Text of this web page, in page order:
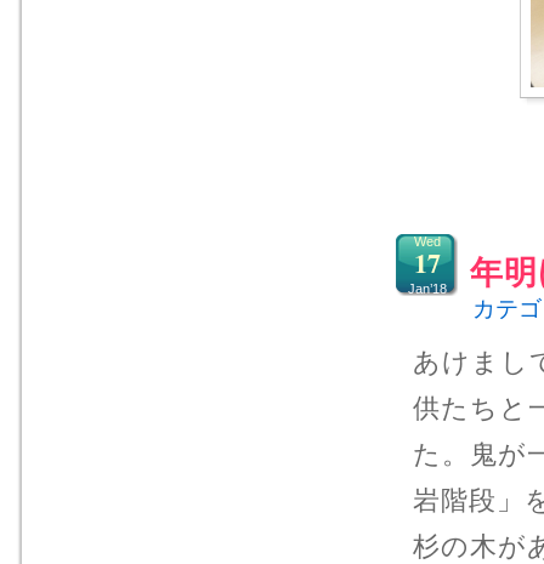
年
Wed
17
Jan’18
カテ
あけまし
供たちと
た。鬼が
岩階段」
杉の木が